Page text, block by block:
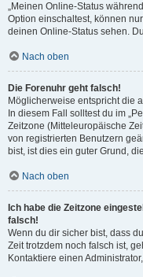
„Meinen Online-Status
Option einschaltest, können
deinen Online-Status sehen.
Nach oben
Die Forenuhr geht falsch!
Möglicherweise entspricht die
In diesem Fall solltest du im
Zeitzone (Mitteleuropäische
von registrierten Benutzern
bist, ist dies ein guter Grund,
Nach oben
Ich habe die Zeitzone
falsch!
Wenn du dir sicher bist, dass
Zeit trotzdem noch falsch ist,
Kontaktiere einen